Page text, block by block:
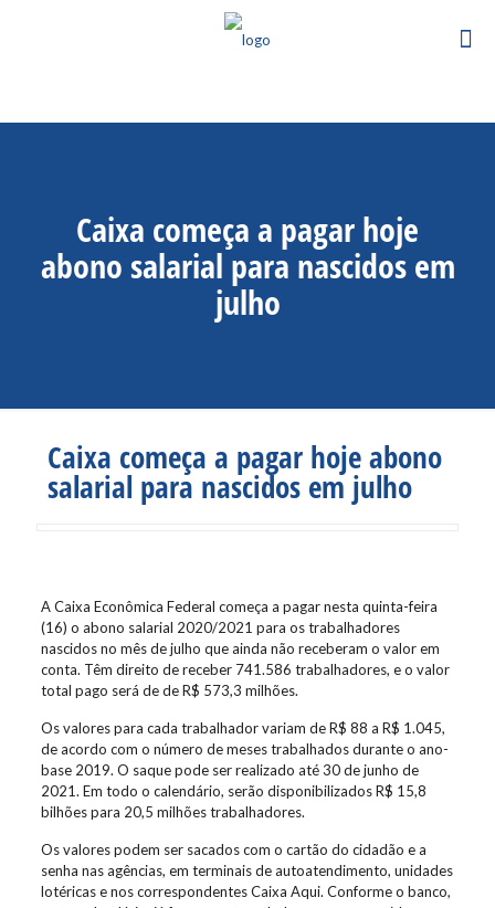
Caixa começa a pagar hoje
abono salarial para nascidos em
julho
Caixa começa a pagar hoje abono
salarial para nascidos em julho
A Caixa Econômica Federal começa a pagar nesta quinta-feira
(16) o abono salarial 2020/2021 para os trabalhadores
nascidos no mês de julho que ainda não receberam o valor em
conta. Têm direito de receber 741.586 trabalhadores, e o valor
total pago será de de R$ 573,3 milhões.
Os valores para cada trabalhador variam de R$ 88 a R$ 1.045,
de acordo com o número de meses trabalhados durante o ano-
base 2019. O saque pode ser realizado até 30 de junho de
2021. Em todo o calendário, serão disponibilizados R$ 15,8
bilhões para 20,5 milhões trabalhadores.
Os valores podem ser sacados com o cartão do cidadão e a
senha nas agências, em terminais de autoatendimento, unidades
lotéricas e nos correspondentes Caixa Aqui. Conforme o banco,